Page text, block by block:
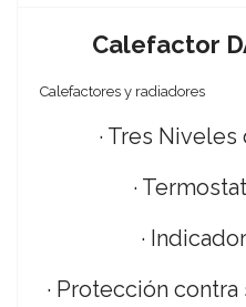
Calefactor
Calefactores y radiadores
· Tres
·
·
· Protección